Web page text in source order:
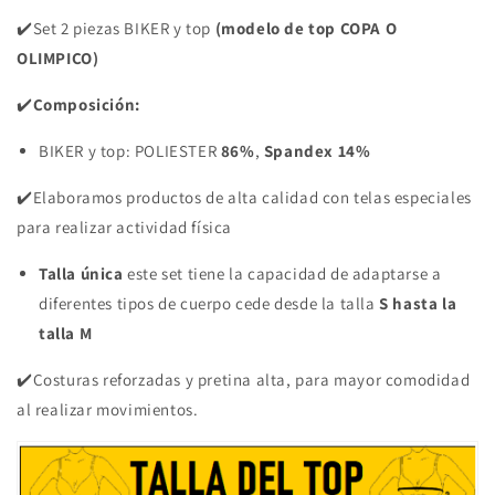
LETRAS
LETRAS
✔️Set 2 piezas BIKER y top (modelo de top COPA O
OLIMPICO)
✔️Composición:
BIKER y top: POLIESTER 86%, Spandex 14%
✔️Elaboramos productos de alta calidad con telas especiales
para realizar actividad física
Talla única este set tiene la capacidad de adaptarse a
diferentes tipos de cuerpo cede desde la tallaS hasta la
talla M
✔️Costuras reforzadas y pretina alta, para mayor comodidad
al realizar movimientos.